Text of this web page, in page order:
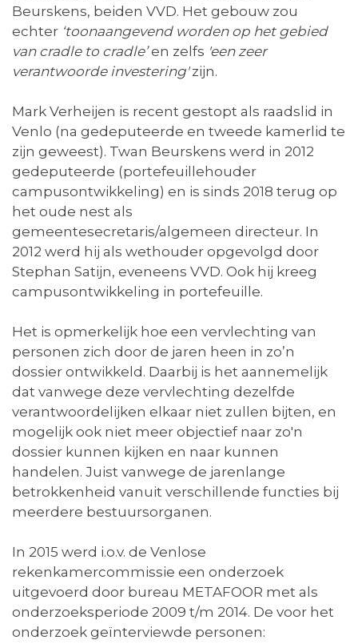
Beurskens, beiden VVD. Het gebouw zou
echter ‘toonaangevend worden op het gebied
van cradle to cradle’en zelfs 'een zeer
verantwoorde investering'zijn.
Mark Verheijen is recent gestopt als raadslid in
Venlo (na gedeputeerde en tweede kamerlid te
zijn geweest). Twan Beurskens werd in 2012
gedeputeerde (portefeuillehouder
campusontwikkeling) en is sinds 2018 terug op
het oude nest als
gemeentesecretaris/algemeen directeur. In
2012 werd hij als wethouder opgevolgd door
Stephan Satijn, eveneens VVD. Ook hij kreeg
campusontwikkeling in portefeuille.
Het is opmerkelijk hoe een vervlechting van
personen zich door de jaren heen in zo’n
dossier ontwikkeld. Daarbij is het aannemelijk
dat vanwege deze vervlechting dezelfde
verantwoordelijken elkaar niet zullen bijten, en
mogelijk ook niet meer objectief naar zo'n
dossier kunnen kijken en naar kunnen
handelen. Juist vanwege de jarenlange
betrokkenheid vanuit verschillende functies bij
meerdere bestuursorganen.
In 2015 werd i.o.v. de Venlose
rekenkamercommissie een onderzoek
uitgevoerd door bureau METAFOOR met als
onderzoeksperiode 2009 t/m 2014. De voor het
onderzoek geïnterviewde personen: